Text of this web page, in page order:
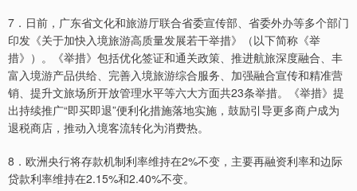
7．日前，广东省文化和旅游厅联合省委宣传部、省委外办等多个部门
印发《关于加快入境旅游高质量发展若干举措》（以下简称《举
措》）。《举措》包括优化签证和通关政策、推进航旅深度融合、丰
富入境游产品供给、完善入境旅游综合服务、加强融合宣传和精准营
销、提升文旅场所开放管理水平等六大方面共23条举措。《举措》提
出持续推广“即买即退”便利化措施落地实施，鼓励引导更多商户成为
退税商店，推动入境客流转化为消费热。
8．欧洲央行将存款机制利率维持在2%不变，主要再融资利率和边际
贷款利率维持在2.15%和2.40%不变。